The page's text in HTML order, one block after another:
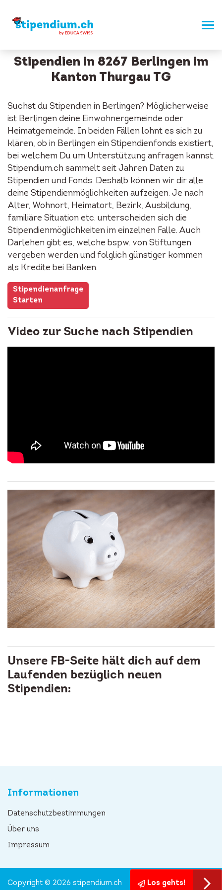
Stipendien in 8267 Berlingen im
Kanton Thurgau TG
Suchst du Stipendien in Berlingen? Möglicherweise
ist Berlingen deine Einwohnergemeinde oder
Heimatgemeinde. In beiden Fällen lohnt es sich zu
klären, ob in Berlingen ein Stipendienfonds existiert,
bei welchem Du um Unterstützung anfragen kannst.
Stipendium.ch sammelt seit Jahren Daten zu
Stipendien und Fonds. Deshalb können wir dir alle
deine Stipendienmöglichkeiten aufzeigen. Je nach
Alter, Wohnort, Heimatort, Bezirk, Ausbildung,
familiäre Situation etc. unterscheiden sich die
Stipendienmöglichkeiten im einzelnen Falle. Auch
Darlehen gibt es, welche bspw. von Stiftungen
vergeben werden und folglich günstiger kommen
als Kredite bei Banken.
Stipendienanfrage
Starten
Video zur Suche nach Stipendien
Unsere FB-Seite hält dich auf dem
Laufenden bezüglich neuen
Stipendien:
Informationen
Datenschutzbestimmungen
Über uns
Impressum
Los gehts!
Copyright © 2026 stipendium.ch